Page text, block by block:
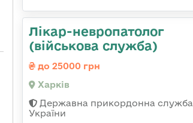
Лікар-невропатолог
(військова служба)
до 25000 грн
Харків
Державна прикордонна служба
України